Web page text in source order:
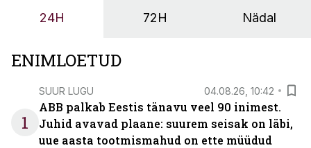
OÜ tegevjuht Sander Mitendorf.
24H 72H Nädal
ENIMLOETUD
1
SUUR LUGU 04.08.26, 10:42
ABB palkab Eestis tänavu veel 90 inimest.
Juhid avavad plaane: suurem seisak on läbi,
uue aasta tootmismahud on ette müüdud